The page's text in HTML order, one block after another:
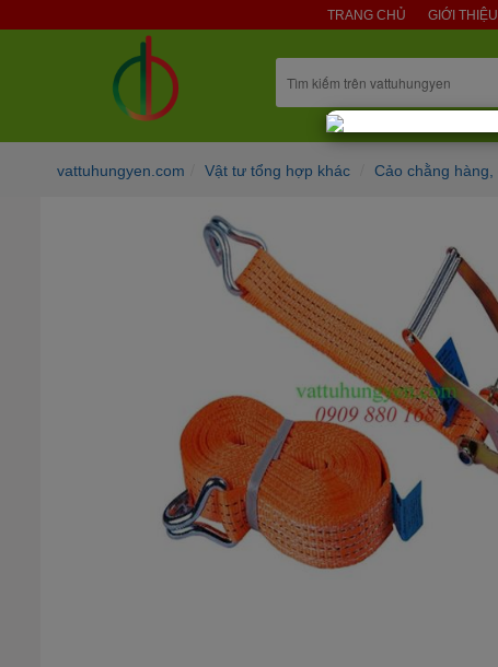
TRANG CHỦ GIỚI THIỆU
vattuhungyen.com Vật tư tổng hợp khác Cảo chằng